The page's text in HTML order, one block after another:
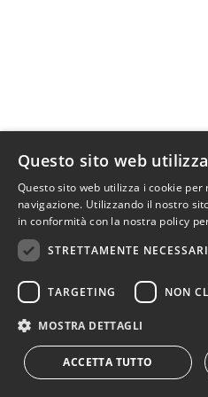
Copyright©Mikado-Themes
Questo sito web
Questo sito web utilizza i cookie
navigazione. Utilizzando il nostro
in conformità con la nostra policy
STRETTAMENTE NECESSARI
TARGETING NON
MOSTRA DETTAGLI
ACCETTA TUTTO